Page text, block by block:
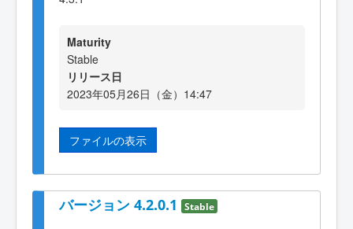
Maturity
Stable
リリース日
2023年05月26日（金）14:47
ファイルの表示
バージョン 4.2.0.1 Stable